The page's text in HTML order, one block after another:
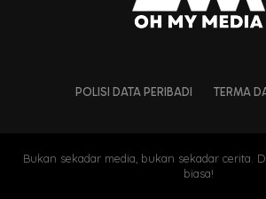
POLISI DATA PERIBADI TERMA
Bukan sekadar media, bukan sekadar cerita.
biasa!